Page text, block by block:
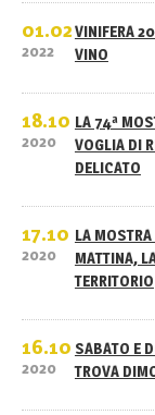
01.02
2022
VINIFERA
VINO
18.10
2020
LA 74ª
VOGLIA DI
DELICATO
17.10
2020
LA
MATTINA,
TERRITORIO
16.10
2020
SABATO E
TROVA